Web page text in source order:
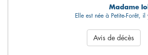
Madame
Elle est née à Petite-Forêt,
Avis de décès